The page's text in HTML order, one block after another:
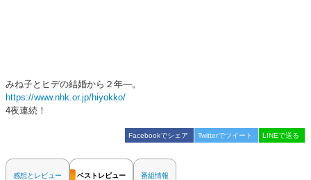
みね子とヒデの結婚から２年―。
https://www.nhk.or.jp/hiyokko/
4夜連続！
Facebookでシェア Twitterでツイート LINEで送る
感想とレビュー ベストレビュー 番組情報